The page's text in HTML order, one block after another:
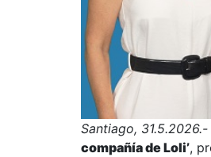
Santiago, 31.5.2026.-
compañía de Loli’,